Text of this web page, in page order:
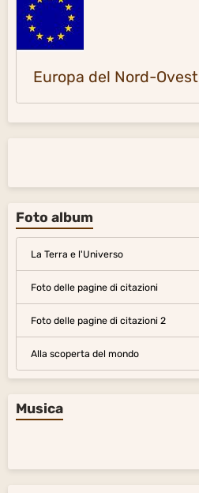
Europa del Nord-Ovest
Foto album
La Terra e l'Universo
Foto delle pagine di citazioni
Foto delle pagine di citazioni 2
Alla scoperta del mondo
Musica